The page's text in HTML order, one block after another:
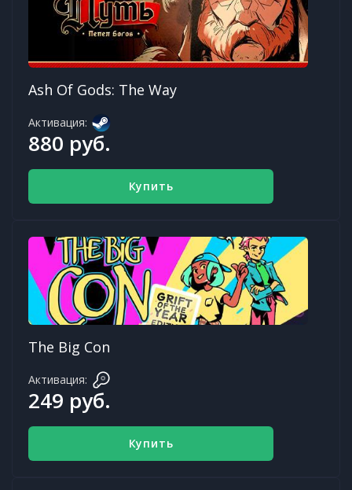
Ash Of Gods: The Way
Активация:
880 руб.
Купить
The Big Con
Активация:
249 руб.
Купить